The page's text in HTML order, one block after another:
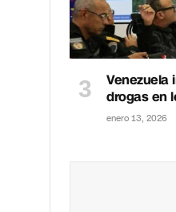
Venezuela
drogas en
enero 13, 2026